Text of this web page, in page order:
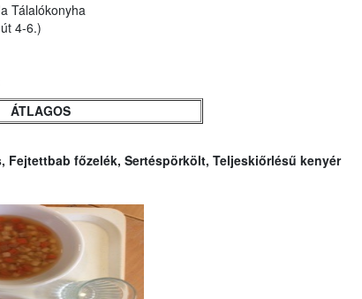
Tálalókonyha
4-6.)
ÁTLAGOS
Fejtettbab főzelék, Sertéspörkölt, Teljeskiőrlésű kenyér